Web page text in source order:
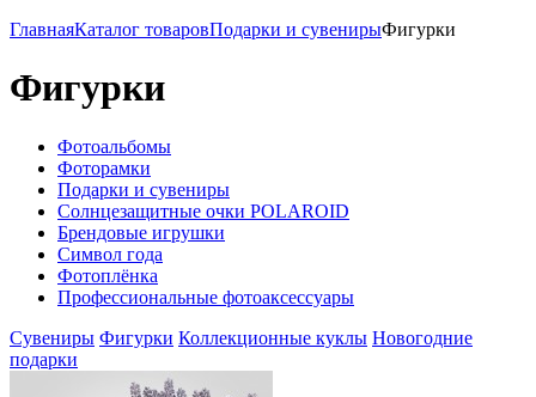
ГлавнаяКаталог товаровПодарки и сувенирыФигурки
Фигурки
Фотоальбомы
Фоторамки
Подарки и сувениры
Солнцезащитные очки POLAROID
Брендовые игрушки
Символ года
Фотоплёнка
Профессиональные фотоаксессуары
Сувениры Фигурки Коллекционные куклы Новогодние
подарки